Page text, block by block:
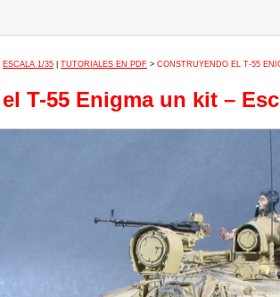
ESCALA 1/35 TUTORIALES EN PDF > CONSTRUYENDO EL T-55
T-55 Enigma un kit –